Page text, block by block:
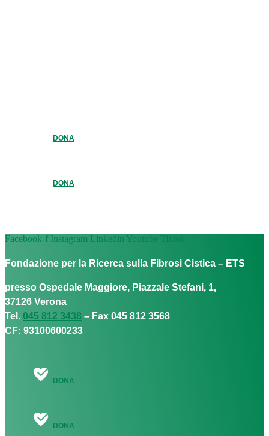
DONA
DONA
Facebook-f Instagram Linkedin Youtube Tiktok
Fondazione per la Ricerca sulla Fibrosi Cistica – ETS
presso Ospedale Maggiore, Piazzale Stefani, 1,
37126 Verona
Tel. 045 812 3438 – Fax 045 812 3568
CF: 93100600233
DONA
DONA